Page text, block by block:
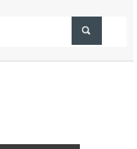
με προορισμό